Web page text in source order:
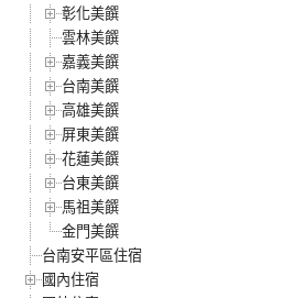
彰化美饌
雲林美饌
嘉義美饌
台南美饌
高雄美饌
屏東美饌
花蓮美饌
台東美饌
馬祖美饌
金門美饌
台南安平區住宿
國內住宿